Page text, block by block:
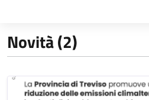
Novità (2)